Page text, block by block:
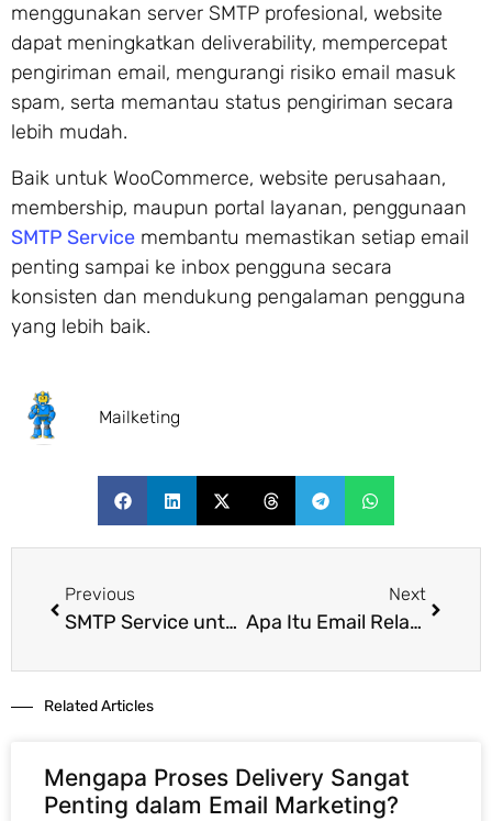
menggunakan server SMTP profesional, website
dapat meningkatkan deliverability, mempercepat
pengiriman email, mengurangi risiko email masuk
spam, serta memantau status pengiriman secara
lebih mudah.
Baik untuk WooCommerce, website perusahaan,
membership, maupun portal layanan, penggunaan
SMTP Service membantu memastikan setiap email
penting sampai ke inbox pengguna secara
konsisten dan mendukung pengalaman pengguna
yang lebih baik.
Mailketing
Previous
SMTP Service untuk Laravel: Cara Mengirim Email Aplikasi dengan Stabil dan Aman
Next
Apa Itu Email Relay? Pengertian, Cara Kerja, Fungsi, dan Manfaat untuk Bisnis
Related Articles​
Mengapa Proses Delivery Sangat
Penting dalam Email Marketing?